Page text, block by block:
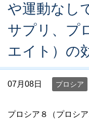
や運動なし
サプリ、プ
エイト）の
07月08日 プロシア
プロシア８（プロシ